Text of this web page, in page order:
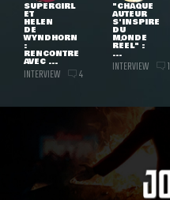
SUPERGIRL
ET
HELEN
DE
WYNDHORN
:
RENCONTRE
AVEC ...
INTERVIEW 4
"CHAQUE
AUTEUR
S'INSPIRE
DU
MONDE
RÉEL" :
...
INTERVIEW 1